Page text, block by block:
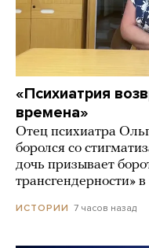
«Психиатрия
времена»
Отец психиатра
боролся со
дочь призывает
трансгендерности»
ИСТОРИИ 7 часов назад